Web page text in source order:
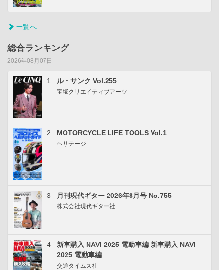
一覧へ
総合ランキング
2026年08月07日
1 ル・サンク Vol.255
宝塚クリエイティブアーツ
2 MOTORCYCLE LIFE TOOLS Vol.1
ヘリテージ
3 月刊現代ギター 2026年8月号 No.755
株式会社現代ギター社
4
新車購入 NAVI 2025 電動車編 新車購入 NAVI
2025 電動車編
交通タイムス社